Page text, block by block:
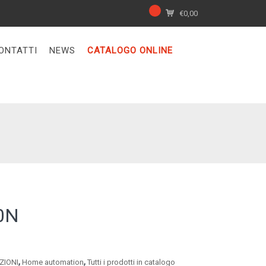
€0,00
NEWS CATALOGO ONLINE
,Home automation,Tutti i prodotti in catalogo